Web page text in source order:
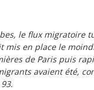
le flux migratoire
en place le
de Paris puis
avaient été,